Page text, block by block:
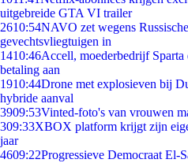
uitgebreide GTA VI trailer
2610:54NAVO zet wegens
gevechtsvliegtuigen in
1410:46Accell, moederbedrijf Sparta
betaling aan
1910:44Drone met explosieven bij
hybride aanval
3909:53Vinted-foto's van vrouwen
309:33XBOX platform krijgt zijn
jaar
4609:22Progressieve Democraat